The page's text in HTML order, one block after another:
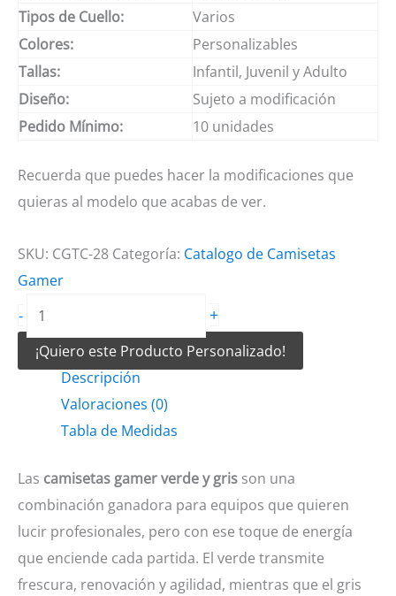
Tipos de Cuello:
Varios
Colores:
Personalizables
Tallas:
Infantil, Juvenil y Adulto
Diseño:
Sujeto a modificación
Pedido Mínimo:
10 unidades
Recuerda que puedes hacer la modificaciones que
quieras al modelo que acabas de ver.
SKU: CGTC-28 Categoría: Catalogo de Camisetas
Gamer
-
Camisetas
Gamer
Verde
cantidad
+
¡Quiero este Producto Personalizado!
Descripción
Valoraciones (0)
Tabla de Medidas
Las camisetas gamer verde y gris son una
combinación ganadora para equipos que quieren
lucir profesionales, pero con ese toque de energía
que enciende cada partida. El verde transmite
frescura, renovación y agilidad, mientras que el gris